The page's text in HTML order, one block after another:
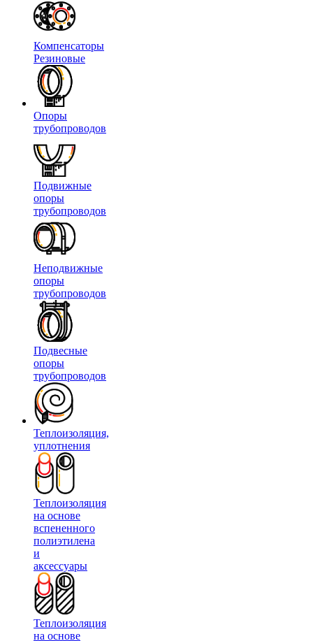
Компенсаторы
Резиновые
Опоры
трубопроводов
Подвижные
опоры
трубопроводов
Неподвижные
опоры
трубопроводов
Подвесные
опоры
трубопроводов
Теплоизоляция,
уплотнения
Теплоизоляция
на основе
вспененного
полиэтилена
и
аксессуары
Теплоизоляция
на основе